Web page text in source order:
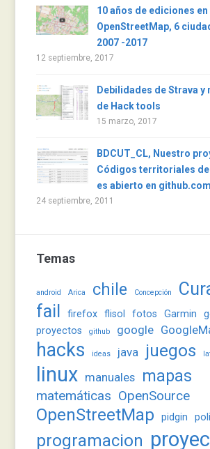
10 años de ediciones en
OpenStreetMap, 6
2007 -2017
12 septiembre, 2017
Debilidades de Strava
de Hack tools
15 marzo, 2017
BDCUT_CL, Nuestro
Códigos territoriales de
es abierto en github.com
24 septiembre, 2011
Temas
android Arica chile Concepción
fail
firefox flisol fotos Garmin
proyectos
github google
hacks ideas java juegos
linux manuales mapas
matemáticas OpenSource
OpenStreetMap pidgin
programacion